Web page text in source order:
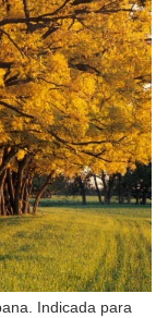
Indicada para